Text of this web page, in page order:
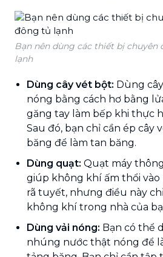
Bạn nên dùng các thiết bị chuyên
lạnh
Dùng cây vét bột: Dùng
nóng bằng cách hơ bằng
găng tay làm bếp khi thực
Sau đó, bạn chỉ cần ép cây
băng để làm tan băng.
Dùng quạt: Quạt máy
giúp không khí ấm thổi vào
rã tuyết, nhưng điều này
không khí trong nhà của
Dùng vải nóng: Bạn có thể
nhúng nước thật nóng để